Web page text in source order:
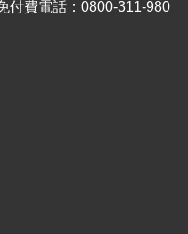
付費電話：0800-311-980